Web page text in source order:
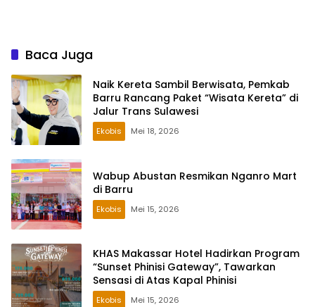
Baca Juga
Naik Kereta Sambil Berwisata, Pemkab
Barru Rancang Paket “Wisata Kereta” di
Jalur Trans Sulawesi
Ekobis Mei 18, 2026
Wabup Abustan Resmikan Nganro Mart
di Barru
Ekobis Mei 15, 2026
KHAS Makassar Hotel Hadirkan Program
“Sunset Phinisi Gateway”, Tawarkan
Sensasi di Atas Kapal Phinisi
Ekobis Mei 15, 2026